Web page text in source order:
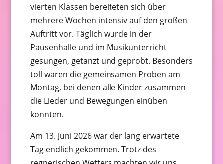
vierten Klassen bereiteten sich über
mehrere Wochen intensiv auf den großen
Auftritt vor. Täglich wurde in der
Pausenhalle und im Musikunterricht
gesungen, getanzt und geprobt. Besonders
toll waren die gemeinsamen Proben am
Montag, bei denen alle Kinder zusammen
die Lieder und Bewegungen einüben
konnten.
Am 13. Juni 2026 war der lang erwartete
Tag endlich gekommen. Trotz des